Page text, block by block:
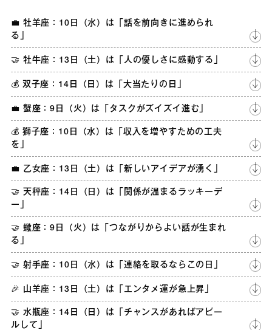
💼 牡羊座：10日（水）は「話を前向きに進められ
る」
🤝 牡牛座：13日（土）は「人の優しさに感動する」
💰 双子座：14日（日）は「大当たりの日」
💼 蟹座：9日（火）は「タスクがズイズイ進む」
💰 獅子座：10日（水）は「収入を増やすための工夫
を」
💼 乙女座：13日（土）は「新しいアイデアが湧く」
🤝 天秤座：14日（日）は「関係が温まるラッキーデ
ー」
🤝 蠍座：9日（火）は「つながりからよい話が生まれ
る」
🤝 射手座：10日（水）は「連絡を取るならこの日」
🎉 山羊座：13日（土）は「エンタメ運が急上昇」
🤝 水瓶座：14日（日）は「チャンスがあればアピー
ルして」